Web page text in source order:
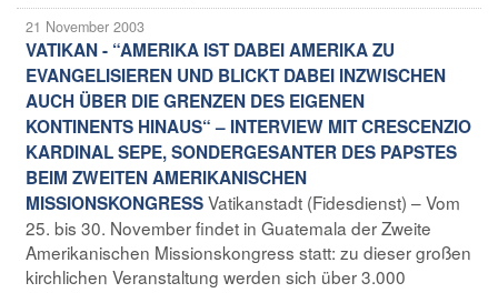
21 November 2003
VATIKAN - “AMERIKA IST DABEI AMERIKA ZU
EVANGELISIEREN UND BLICKT DABEI INZWISCHEN
AUCH ÜBER DIE GRENZEN DES EIGENEN
KONTINENTS HINAUS“ – INTERVIEW MIT CRESCENZIO
KARDINAL SEPE, SONDERGESANTER DES PAPSTES
BEIM ZWEITEN AMERIKANISCHEN
MISSIONSKONGRESSVatikanstadt (Fidesdienst) – Vom
25. bis 30. November findet in Guatemala der Zweite
Amerikanischen Missionskongress statt: zu dieser großen
kirchlichen Veranstaltung werden sich über 3.000